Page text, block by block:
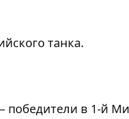
танка.
в 1-й